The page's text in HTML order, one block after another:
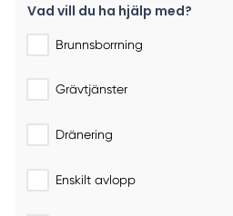
Vad vill du ha hjälp med?
Brunnsborrning
Grävtjänster
Dränering
Enskilt avlopp